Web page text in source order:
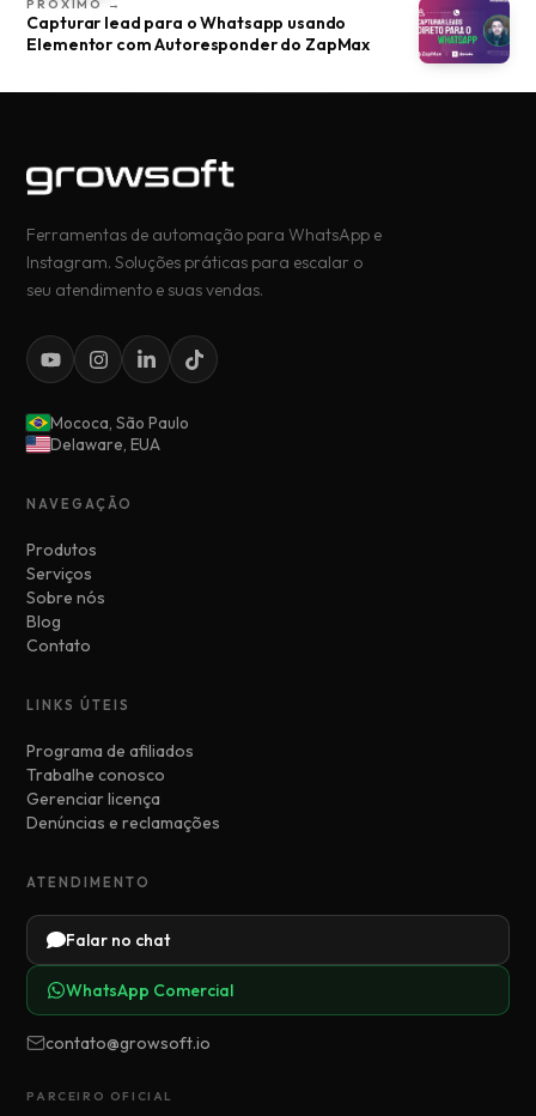
PRÓXIMO →
Capturar lead para o Whatsapp usando
Elementor com Autoresponder do ZapMax
Ferramentas de automação para WhatsApp e
Instagram. Soluções práticas para escalar o
seu atendimento e suas vendas.
Mococa, São Paulo
Delaware, EUA
NAVEGAÇÃO
Produtos
Serviços
Sobre nós
Blog
Contato
LINKS ÚTEIS
Programa de afiliados
Trabalhe conosco
Gerenciar licença
Denúncias e reclamações
ATENDIMENTO
Falar no chat
WhatsApp Comercial
contato@growsoft.io
PARCEIRO OFICIAL